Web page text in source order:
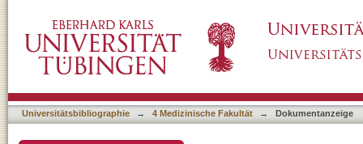
Universitätsbibliographie → 4 Medizinische Fakultät → Dokumentanzeige